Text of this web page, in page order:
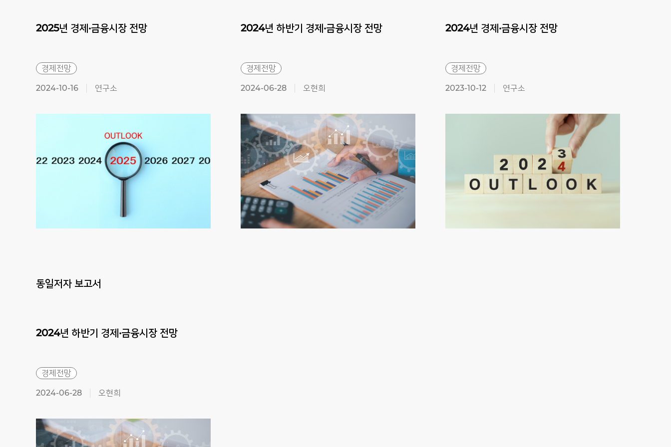
2025년 경제·금융시장 전망
경제전망
2024-10-16 연구소
2024년 하반기 경제·금융시장 전망
경제전망
2024-06-28 오현희
2024년 경제·금융시장 전망
경제전망
2023-10-12 연구소
동일저자 보고서
2024년 하반기 경제·금융시장 전망
경제전망
2024-06-28 오현희